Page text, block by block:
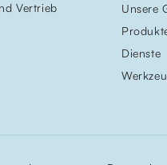
Vertrieb
Unsere
Dienste